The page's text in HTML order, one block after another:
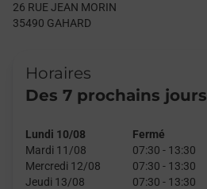
26 RUE JEAN MORIN
35490 GAHARD
Horaires
Des 7 prochains jours
Lundi 10/08
Fermé
Mardi 11/08
07:30 - 13:30
Mercredi 12/08
07:30 - 13:30
Jeudi 13/08
07:30 - 13:30